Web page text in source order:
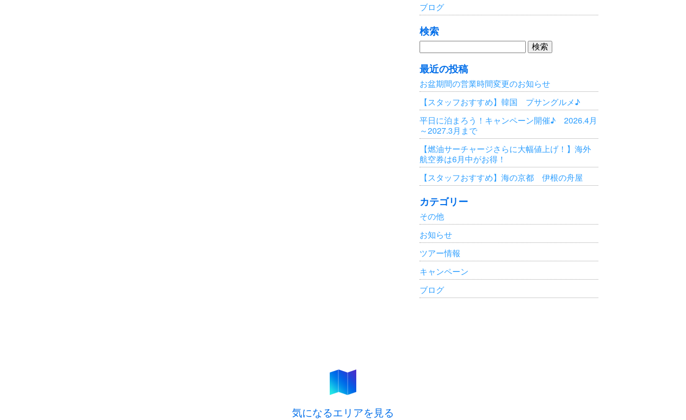
ブログ
検索
検
索:
最近の投稿
お盆期間の営業時間変更のお知らせ
【スタッフおすすめ】韓国 プサングルメ♪
平日に泊まろう！キャンペーン開催♪ 2026.4月
～2027.3月まで
【燃油サーチャージさらに大幅値上げ！】海外
航空券は6月中がお得！
【スタッフおすすめ】海の京都 伊根の舟屋
カテゴリー
その他
お知らせ
ツアー情報
キャンペーン
ブログ
気になるエリアを見る